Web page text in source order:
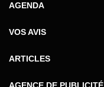
AGENDA
VOS AVIS
ARTICLES